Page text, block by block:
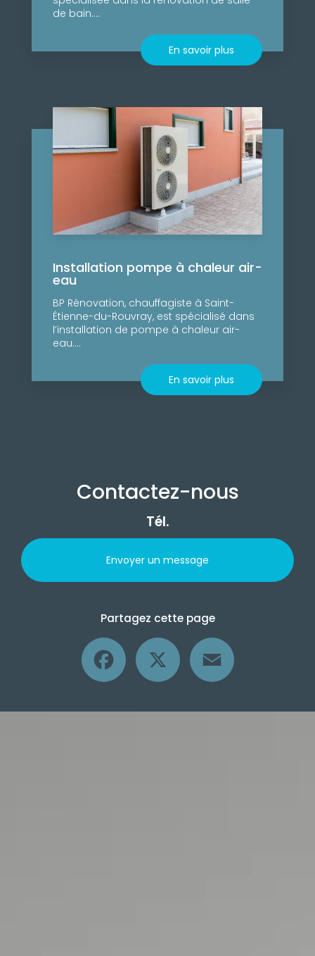
de bain....
En savoir plus
Installation pompe à chaleur air-
eau
BP Rénovation, chauffagiste à Saint-
Étienne-du-Rouvray, est spécialisé dans
l’installation de pompe à chaleur air-
eau....
En savoir plus
Contactez-nous
Tél.
Envoyer un message
Partagez cette page
Facebook